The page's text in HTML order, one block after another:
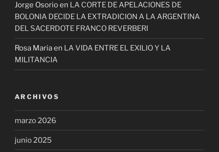
Jorge Osorioen LA CORTE DE APELACIONES DE
BOLONIA DECIDE LA EXTRADICION A LA ARGENTINA
DEL SACERDOTE FRANCO REVERBERI
Rosa Mariaen LA VIDA ENTRE EL EXILIO Y LA
MILITANCIA
ARCHIVOS
marzo 2026
junio 2025